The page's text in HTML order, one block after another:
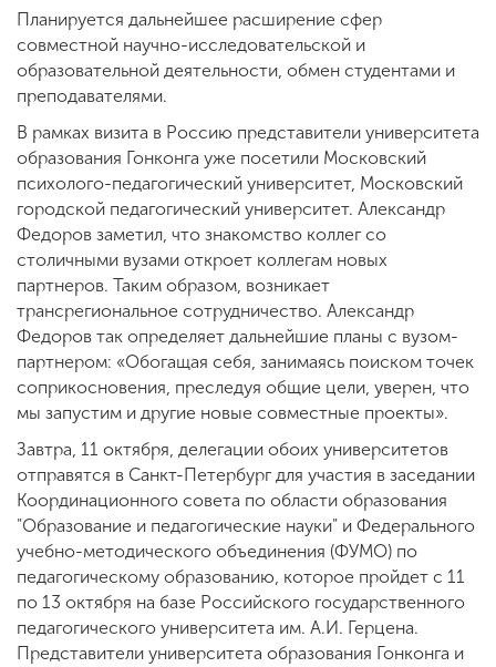
Планируется дальнейшее расширение сфер
совместной научно-исследовательской и
образовательной деятельности, обмен студентами и
преподавателями.
В рамках визита в Россию представители университета
образования Гонконга уже посетили Московский
психолого-педагогический университет, Московский
городской педагогический университет. Александр
Федоров заметил, что знакомство коллег со
столичными вузами откроет коллегам новых
партнеров. Таким образом, возникает
трансрегиональное сотрудничество. Александр
Федоров так определяет дальнейшие планы с вузом-
партнером: «Обогащая себя, занимаясь поиском точек
соприкосновения, преследуя общие цели, уверен, что
мы запустим и другие новые совместные проекты».
Завтра, 11 октября, делегации обоих университетов
отправятся в Санкт-Петербург для участия в заседании
Координационного совета по области образования
"Образование и педагогические науки" и Федерального
учебно-методического объединения (ФУМО) по
педагогическому образованию, которое пройдет с 11
по 13 октября на базе Российского государственного
педагогического университета им. А.И. Герцена.
Представители университета образования Гонконга и